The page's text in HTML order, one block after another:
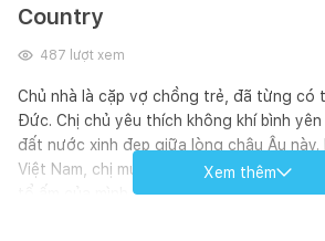
Country
487 lượt xem
Chủ nhà là cặp vợ chồng trẻ, đã từng có
Đức. Chị chủ yêu thích không khí bình
đất nước xinh đẹp giữa lòng châu Âu
Việt Nam, chị muốn mang không gian
tổ ấm của mình với phong cách Country.
Xem thêm